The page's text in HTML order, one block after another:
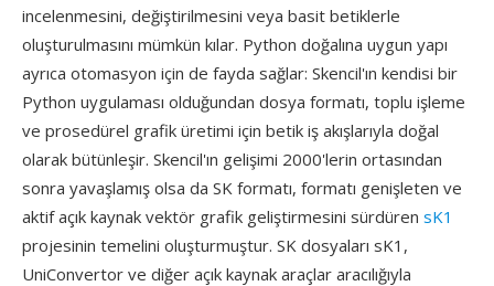
incelenmesini, değiştirilmesini veya basit betiklerle
oluşturulmasını mümkün kılar. Python doğalına uygun yapı
ayrıca otomasyon için de fayda sağlar: Skencil'ın kendisi bir
Python uygulaması olduğundan dosya formatı, toplu işleme
ve prosedürel grafik üretimi için betik iş akışlarıyla doğal
olarak bütünleşir. Skencil'ın gelişimi 2000'lerin ortasından
sonra yavaşlamış olsa da SK formatı, formatı genişleten ve
aktif açık kaynak vektör grafik geliştirmesini sürdüren sK1
projesinin temelini oluşturmuştur. SK dosyaları sK1,
UniConvertor ve diğer açık kaynak araçlar aracılığıyla